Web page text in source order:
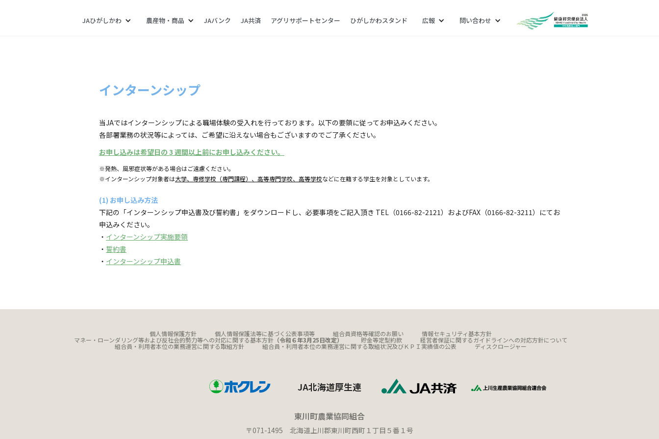
JAひがしかわ 農産物・商品 JAバンク JA共済 アグリサポートセンター ひがしかわスタンド 広報 問い合わせ
インターンシップ
当JAではインターンシップによる職場体験の受入れを行っております。以下の要領に従ってお申込みください。
各部署業務の状況等によっては、ご希望に沿えない場合もございますのでご了承ください。
お申し込みは希望日の 3 週間以上前にお申し込みください。
※発熱、風邪症状等がある場合はご遠慮ください。
※インターンシップ対象者は大学、専修学校（専門課程）、高等専門学校、高等学校などに在籍する学生を対象としています。
(1) お申し込み方法
下記の「インターンシップ申込書及び誓約書」をダウンロードし、必要事項をご記入頂き TEL（0166-82-2121）およびFAX（0166-82-3211）にてお
申込みください。
・ インターンシップ実施要領
・ 誓約書
・ インターンシップ申込書
個人情報保護方針 個人情報保護法等に基づく公表事項等 組合員資格等確認のお願い 情報セキュリティ基本方針
マネー・ローンダリング等および反社会的勢力等への対応に関する基本方針（令和６年3月25日改定） 貯金等定型約款 経営者保証に関するガイドラインへの対応方針について
組合員・利用者本位の業務運営に関する取組方針 組合員・利用者本位の業務運営に関する取組状況及びＫＰＩ実績値の公表 ディスクロージャー
JA北海道厚生連
東川町農業協同組合
〒071-1495 北海道上川郡東川町西町１丁目５番１号